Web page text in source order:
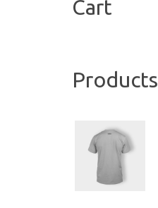
Cart
Product